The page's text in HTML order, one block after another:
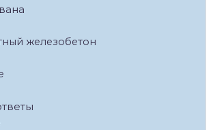
железобетон